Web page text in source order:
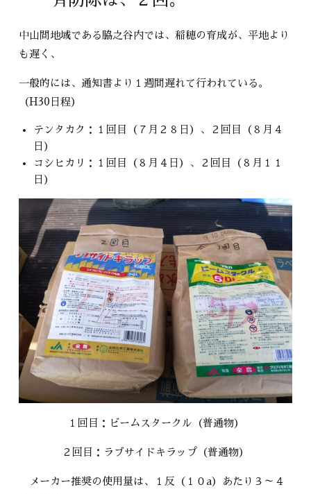
中山間地域である脇之谷内では、稲穂の育成が、平地より
も遅く、
一般的には、通知書より１週間遅れて行われている。
（H30日程）
テンタカク：１回目（７月２８日）、２回目（８月４
日）
コシヒカリ：１回目（８月４日）、２回目（８月１１
日）
１回目：ビームスタークル（普通物）
２回目：ラブサイドキラップ（普通物）
メーカー推奨の使用量は、１反（１０a）あたり３～４